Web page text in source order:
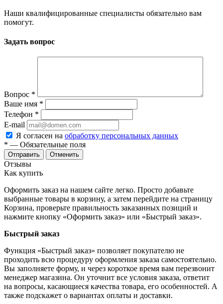
Наши квалифицированные специалисты обязательно вам
помогут.
Задать вопрос
Вопрос *
Ваше имя *
Телефон *
E-mail
Я согласен на обработку персональных данных
* — Обязательные поля
Отменить
Отзывы
Как купить
Оформить заказ на нашем сайте легко. Просто добавьте
выбранные товары в корзину, а затем перейдите на страницу
Корзина, проверьте правильность заказанных позиций и
нажмите кнопку «Оформить заказ» или «Быстрый заказ».
Быстрый заказ
Функция «Быстрый заказ» позволяет покупателю не
проходить всю процедуру оформления заказа самостоятельно.
Вы заполняете форму, и через короткое время вам перезвонит
менеджер магазина. Он уточнит все условия заказа, ответит
на вопросы, касающиеся качества товара, его особенностей. А
также подскажет о вариантах оплаты и доставки.